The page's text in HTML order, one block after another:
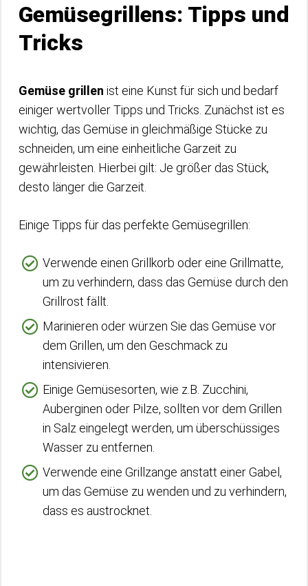
Gemüsegrillens: Tipps und
Tricks
Gemüse grillen ist eine Kunst für sich und bedarf
einiger wertvoller Tipps und Tricks. Zunächst ist es
wichtig, das Gemüse in gleichmäßige Stücke zu
schneiden, um eine einheitliche Garzeit zu
gewährleisten. Hierbei gilt: Je größer das Stück,
desto länger die Garzeit.
Einige Tipps für das perfekte Gemüsegrillen:
Verwende einen Grillkorb oder eine Grillmatte,
um zu verhindern, dass das Gemüse durch den
Grillrost fällt.
Marinieren oder würzen Sie das Gemüse vor
dem Grillen, um den Geschmack zu
intensivieren.
Einige Gemüsesorten, wie z.B. Zucchini,
Auberginen oder Pilze, sollten vor dem Grillen
in Salz eingelegt werden, um überschüssiges
Wasser zu entfernen.
Verwende eine Grillzange anstatt einer Gabel,
um das Gemüse zu wenden und zu verhindern,
dass es austrocknet.